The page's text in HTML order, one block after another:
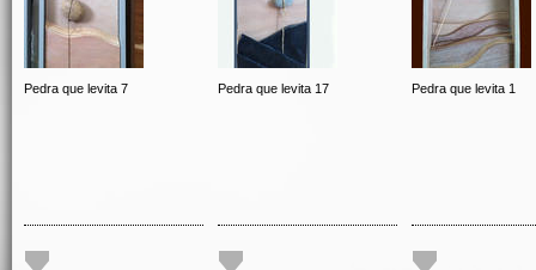
Pedra que levita 7 Pedra que levita 17 Pedra que levita 1